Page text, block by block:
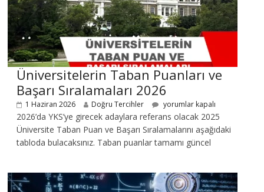
Üniversitelerin Taban Puanları ve
Başarı Sıralamaları 2026
1 Haziran 2026 Doğru Tercihler yorumlar kapalı
2026’da YKS’ye girecek adaylara referans olacak 2025
Üniversite Taban Puan ve Başarı Sıralamalarını aşağıdaki
tabloda bulacaksınız. Taban puanlar tamamı güncel